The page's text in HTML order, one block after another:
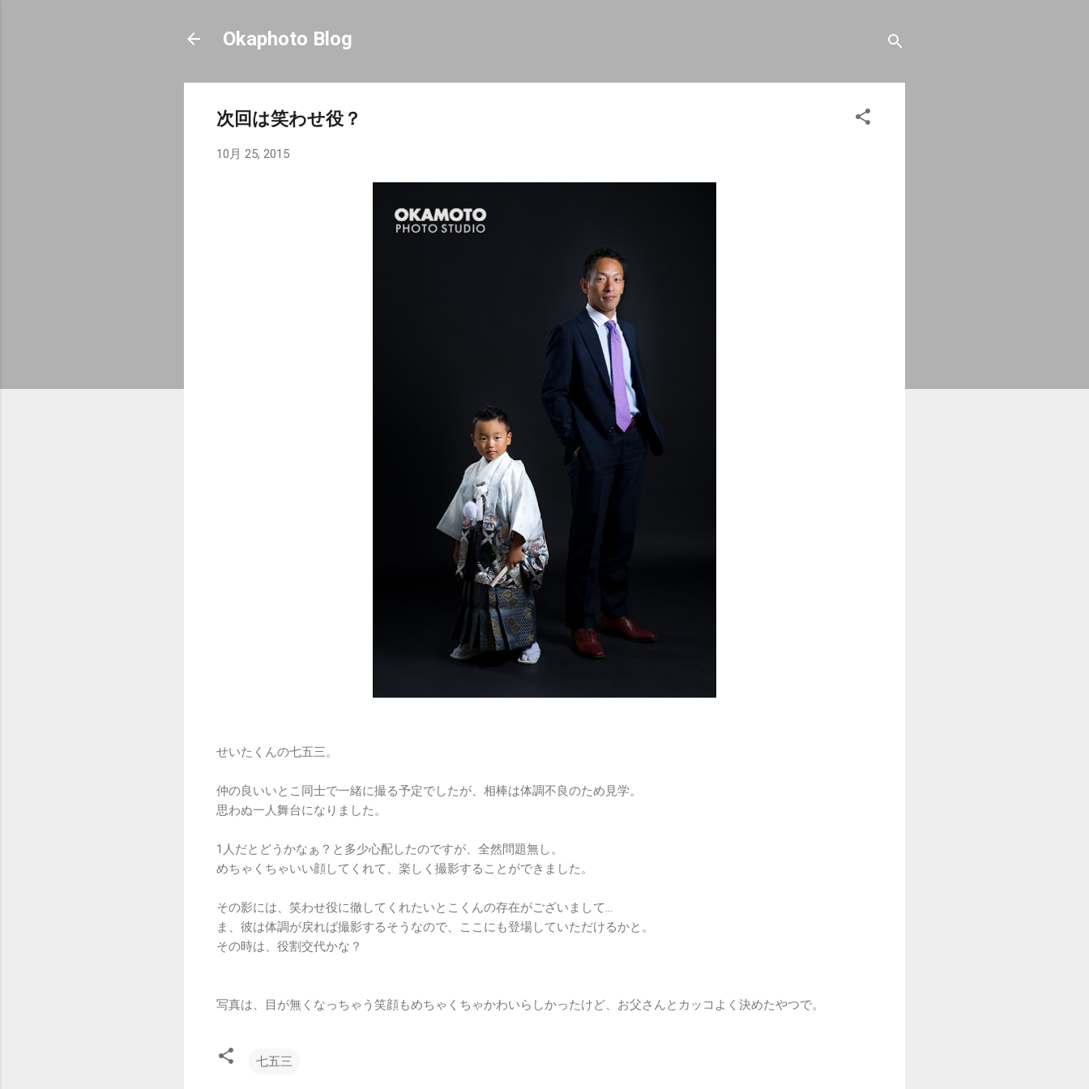
Okaphoto Blog
次回は笑わせ役？
10月 25, 2015
せいたくんの七五三。
仲の良いいとこ同士で一緒に撮る予定でしたが、相棒は体調不良のため見学。
思わぬ一人舞台になりました。
1人だとどうかなぁ？と多少心配したのですが、全然問題無し。
めちゃくちゃいい顔してくれて、楽しく撮影することができました。
その影には、笑わせ役に徹してくれたいとこくんの存在がございまして…
ま、彼は体調が戻れば撮影するそうなので、ここにも登場していただけるかと。
その時は、役割交代かな？
写真は、目が無くなっちゃう笑顔もめちゃくちゃかわいらしかったけど、お父さんとカッコよく決めたやつで。
七五三